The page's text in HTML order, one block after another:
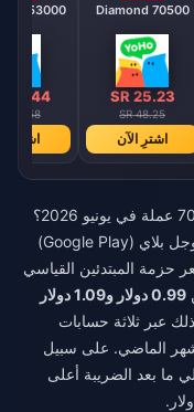
70500 Diamond
SR 25.23
SR 48.25
اشترِ الآن
353000 Diamond
126.44
241.58
اشترِ
يدرج متجر التطبيقات (App Store) ومتجر جوجل بلاي (Google Play)
حزمة المبتدئين القياسي
0.99 دولار و1.09 دولار
عبر ثلاثة حسابات
الشهر الماضي. على سبيل
ما بعد الضريبة أعلى